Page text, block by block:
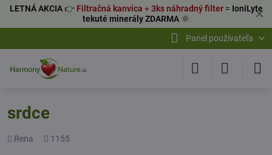
✕
LETNÁ AKCIA👉 Filtračná kanvica +3ks náhradný filter= IoniLyte
tekuté minerály ZDARMA 🌞
Panel používateľa
srdce
Pridal
Rena
Počet
1155